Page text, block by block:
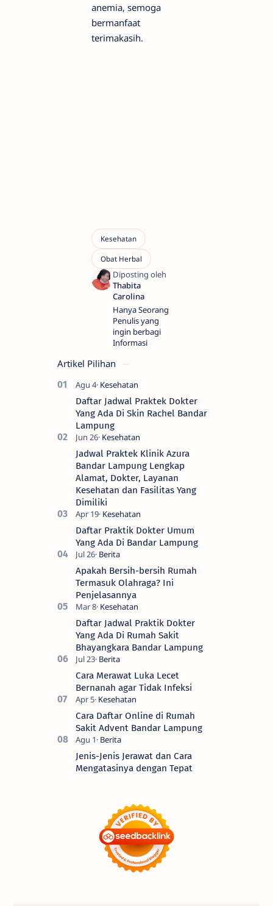
anemia, semoga
bermanfaat
terimakasih.
Hanya Seorang
Penulis yang
ingin berbagi
Informasi
Artikel Pilihan
Daftar Jadwal Praktek Dokter
Yang Ada Di Skin Rachel Bandar
Lampung
Jadwal Praktek Klinik Azura
Bandar Lampung Lengkap
Alamat, Dokter, Layanan
Kesehatan dan Fasilitas Yang
Dimiliki
Daftar Praktik Dokter Umum
Yang Ada Di Bandar Lampung
Apakah Bersih-bersih Rumah
Termasuk Olahraga? Ini
Penjelasannya
Daftar Jadwal Praktik Dokter
Yang Ada Di Rumah Sakit
Bhayangkara Bandar Lampung
Cara Merawat Luka Lecet
Bernanah agar Tidak Infeksi
Cara Daftar Online di Rumah
Sakit Advent Bandar Lampung
Jenis-Jenis Jerawat dan Cara
Mengatasinya dengan Tepat